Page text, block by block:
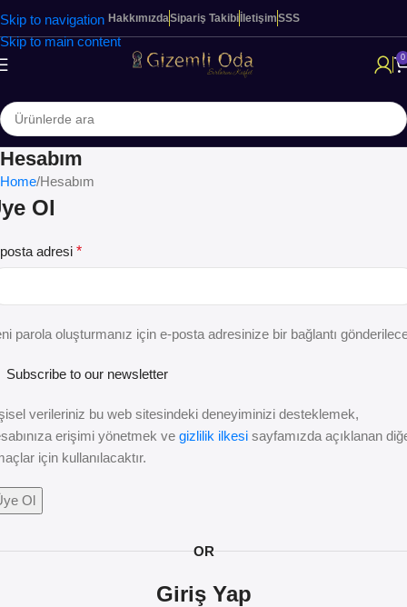
Skip to navigation
Skip to main content
HakkımızdaSipariş Takibi İletişimSSS
0
Hesabım
Home Hesabım
Ol
adresi *
parola oluşturmanız için e-posta adresinize bir bağlantı
Subscribe to our newsletter
verileriniz bu web sitesindeki deneyiminizi desteklemek,
erişimi yönetmek ve gizlilik ilkesi sayfamızda açıklanan
için kullanılacaktır.
Ol
OR
Giriş Yap